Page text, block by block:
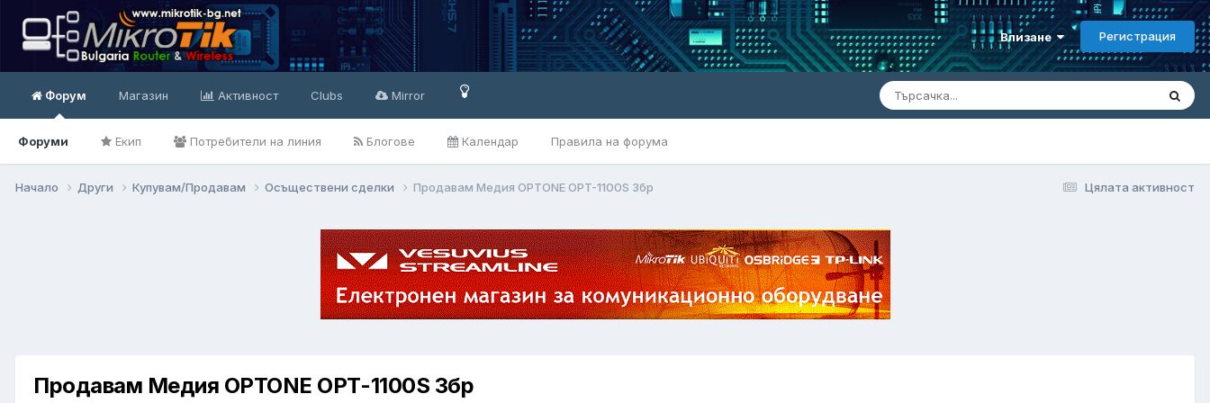
Влизане Регистрация
Форум
Форуми Екип Потребители на линия Блогове Календар Правила на форума
Магазин Активност Clubs Mirror
Цялата активност
Начало Други Купувам/Продавам Осъществени сделки Продавам Медия OPTONE OPT-1100S 3бр
Продавам Медия OPTONE OPT-1100S 3бр